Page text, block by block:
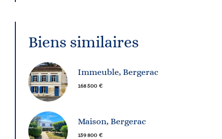
Biens similaires
Immeuble, Bergerac
168 500 €
Maison, Bergerac
159 800 €